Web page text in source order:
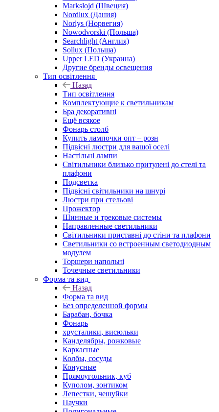
Markslojd (Швеция)
Nordlux (Дания)
Norlys (Норвегия)
Nowodvorski (Польша)
Searchlight (Англия)
Sollux (Польша)
Upper LED (Украина)
Другие бренды освещения
Тип освітлення
Назад
Тип освітлення
Комплектующие к светильникам
Бра декоративні
Ещё всякое
Фонарь столб
Купить лампочки опт – розн
Підвісні люстри для вашої оселі
Настільні лампи
Світильники близько притулені до стелі та
плафони
Подсветка
Підвісні світильники на шнурі
Люстри при стельові
Прожектор
Шинные и трековые системы
Направленные светильники
Світильники приставні до стіни та плафони
Светильники со встроенным светодиодным
модулем
Торшери напольні
Точечные светильники
Форма та вид
Назад
Форма та вид
Без определенной формы
Барабан, бочка
Фонарь
хрусталики, висюльки
Канделябры, рожковые
Каркасные
Колбы, сосуды
Конусные
Прямоугольник, куб
Куполом, зонтиком
Лепестки, чешуйки
Паучки